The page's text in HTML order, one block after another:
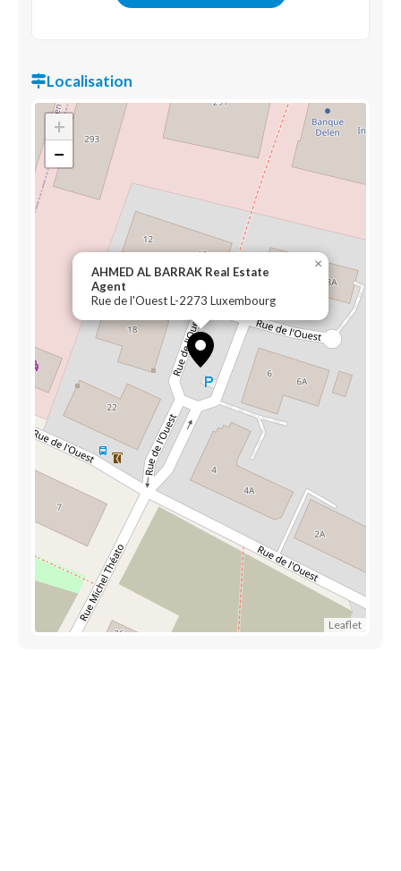
Localisation
AHMED AL BARRAK Real Estate
Agent
Rue de l'Ouest L-2273 Luxembourg
×
+
−
Leaflet